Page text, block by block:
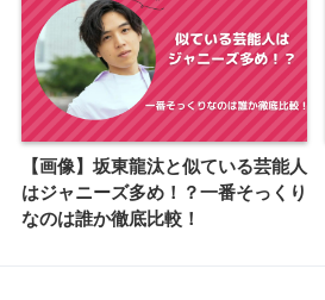
【画像】坂東龍汰と似ている芸能人
はジャニーズ多め！？一番そっくり
なのは誰か徹底比較！